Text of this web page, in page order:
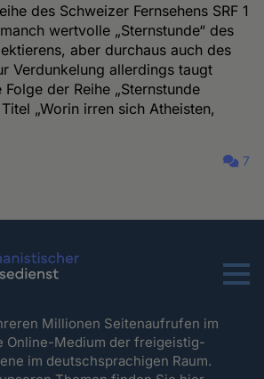
des Schweizer Fernsehens SRF 1
wertvolle „Sternstunde“ des
aber durchaus auch des
Verdunkelung allerdings taugt
der Reihe „Sternstunde
„Worin irren sich Atheisten,
7
Menu
Millionen Seitenaufrufen im
Online-Medium der freigeistig-
im deutschsprachigen Raum.